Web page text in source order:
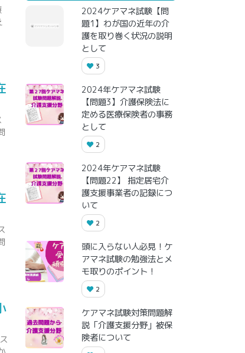
2024ケアマネ試験【問
題1】わが国の近年の介
護を取り巻く状況の説明
として
3
2024年ケアマネ試験
【問題3】介護保険法に
定める医療保険者の事務
として
2
2024年ケアマネ試験
【問題22】 指定居宅介
護支援事業者の記録につ
いて
2
頭に入らない人必見！ケ
アマネ試験の勉強法とメ
モ取りのポイント！
2
ケアマネ試験対策問題解
説「介護支援分野」被保
険者について